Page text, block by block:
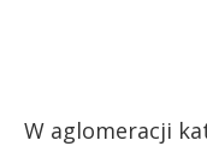
W aglomeracji